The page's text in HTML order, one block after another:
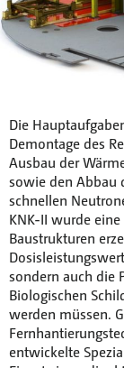
Die
Demontage des
Ausbau der
sowie den Abbau
schnellen
KNK-II wurde
Baustrukturen
sondern auch die
Biologischen
werden müssen.
entwickelte